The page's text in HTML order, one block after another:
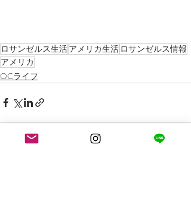
ロサンゼルス生活アメリカ生活 ロサンゼルス情報
アメリカ
OCライフ